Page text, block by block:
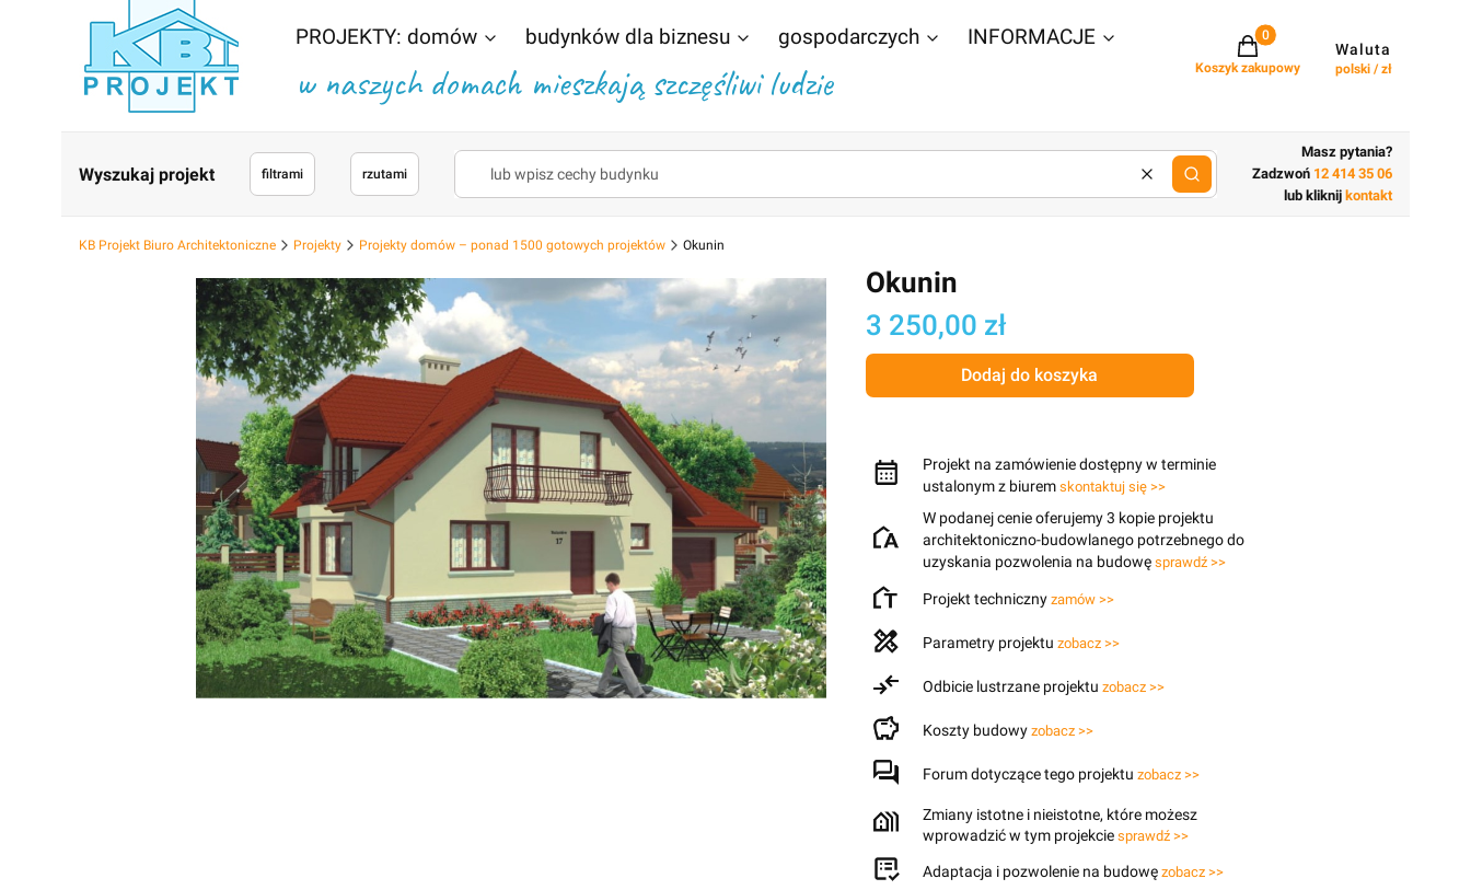
PROJEKTY: domów budynków dla biznesu gospodarczych INFORMACJE
w naszych domach mieszkają szczęśliwi ludzie
Projekty w koszyku: 0. Zobacz
Koszyk zakupowy
Waluta
polski / zł
Wyszukaj projekt filtrami rzutami
Wyczyśćlub wpisz cechy budynku
Masz pytania?
Zadzwoń 12 414 35 06
lub kliknij kontakt
KB Projekt Biuro Architektoniczne Projekty Projekty domów – ponad 1500 gotowych projektów Okunin
Okunin
Cena
3 250,00 zł
Dodaj do koszyka
Projekt na zamówienie dostępny w terminie
ustalonym z biurem skontaktuj się >>
W podanej cenie oferujemy 3 kopie projektu
architektoniczno-budowlanego potrzebnego do
uzyskania pozwolenia na budowę sprawdź >>
Projekt techniczny zamów >>
Parametry projektu zobacz >>
Odbicie lustrzane projektu zobacz >>
Koszty budowy zobacz >>
Forum dotyczące tego projektu zobacz >>
Zmiany istotne i nieistotne, które możesz
wprowadzić w tym projekcie sprawdź >>
Adaptacja i pozwolenie na budowę zobacz >>